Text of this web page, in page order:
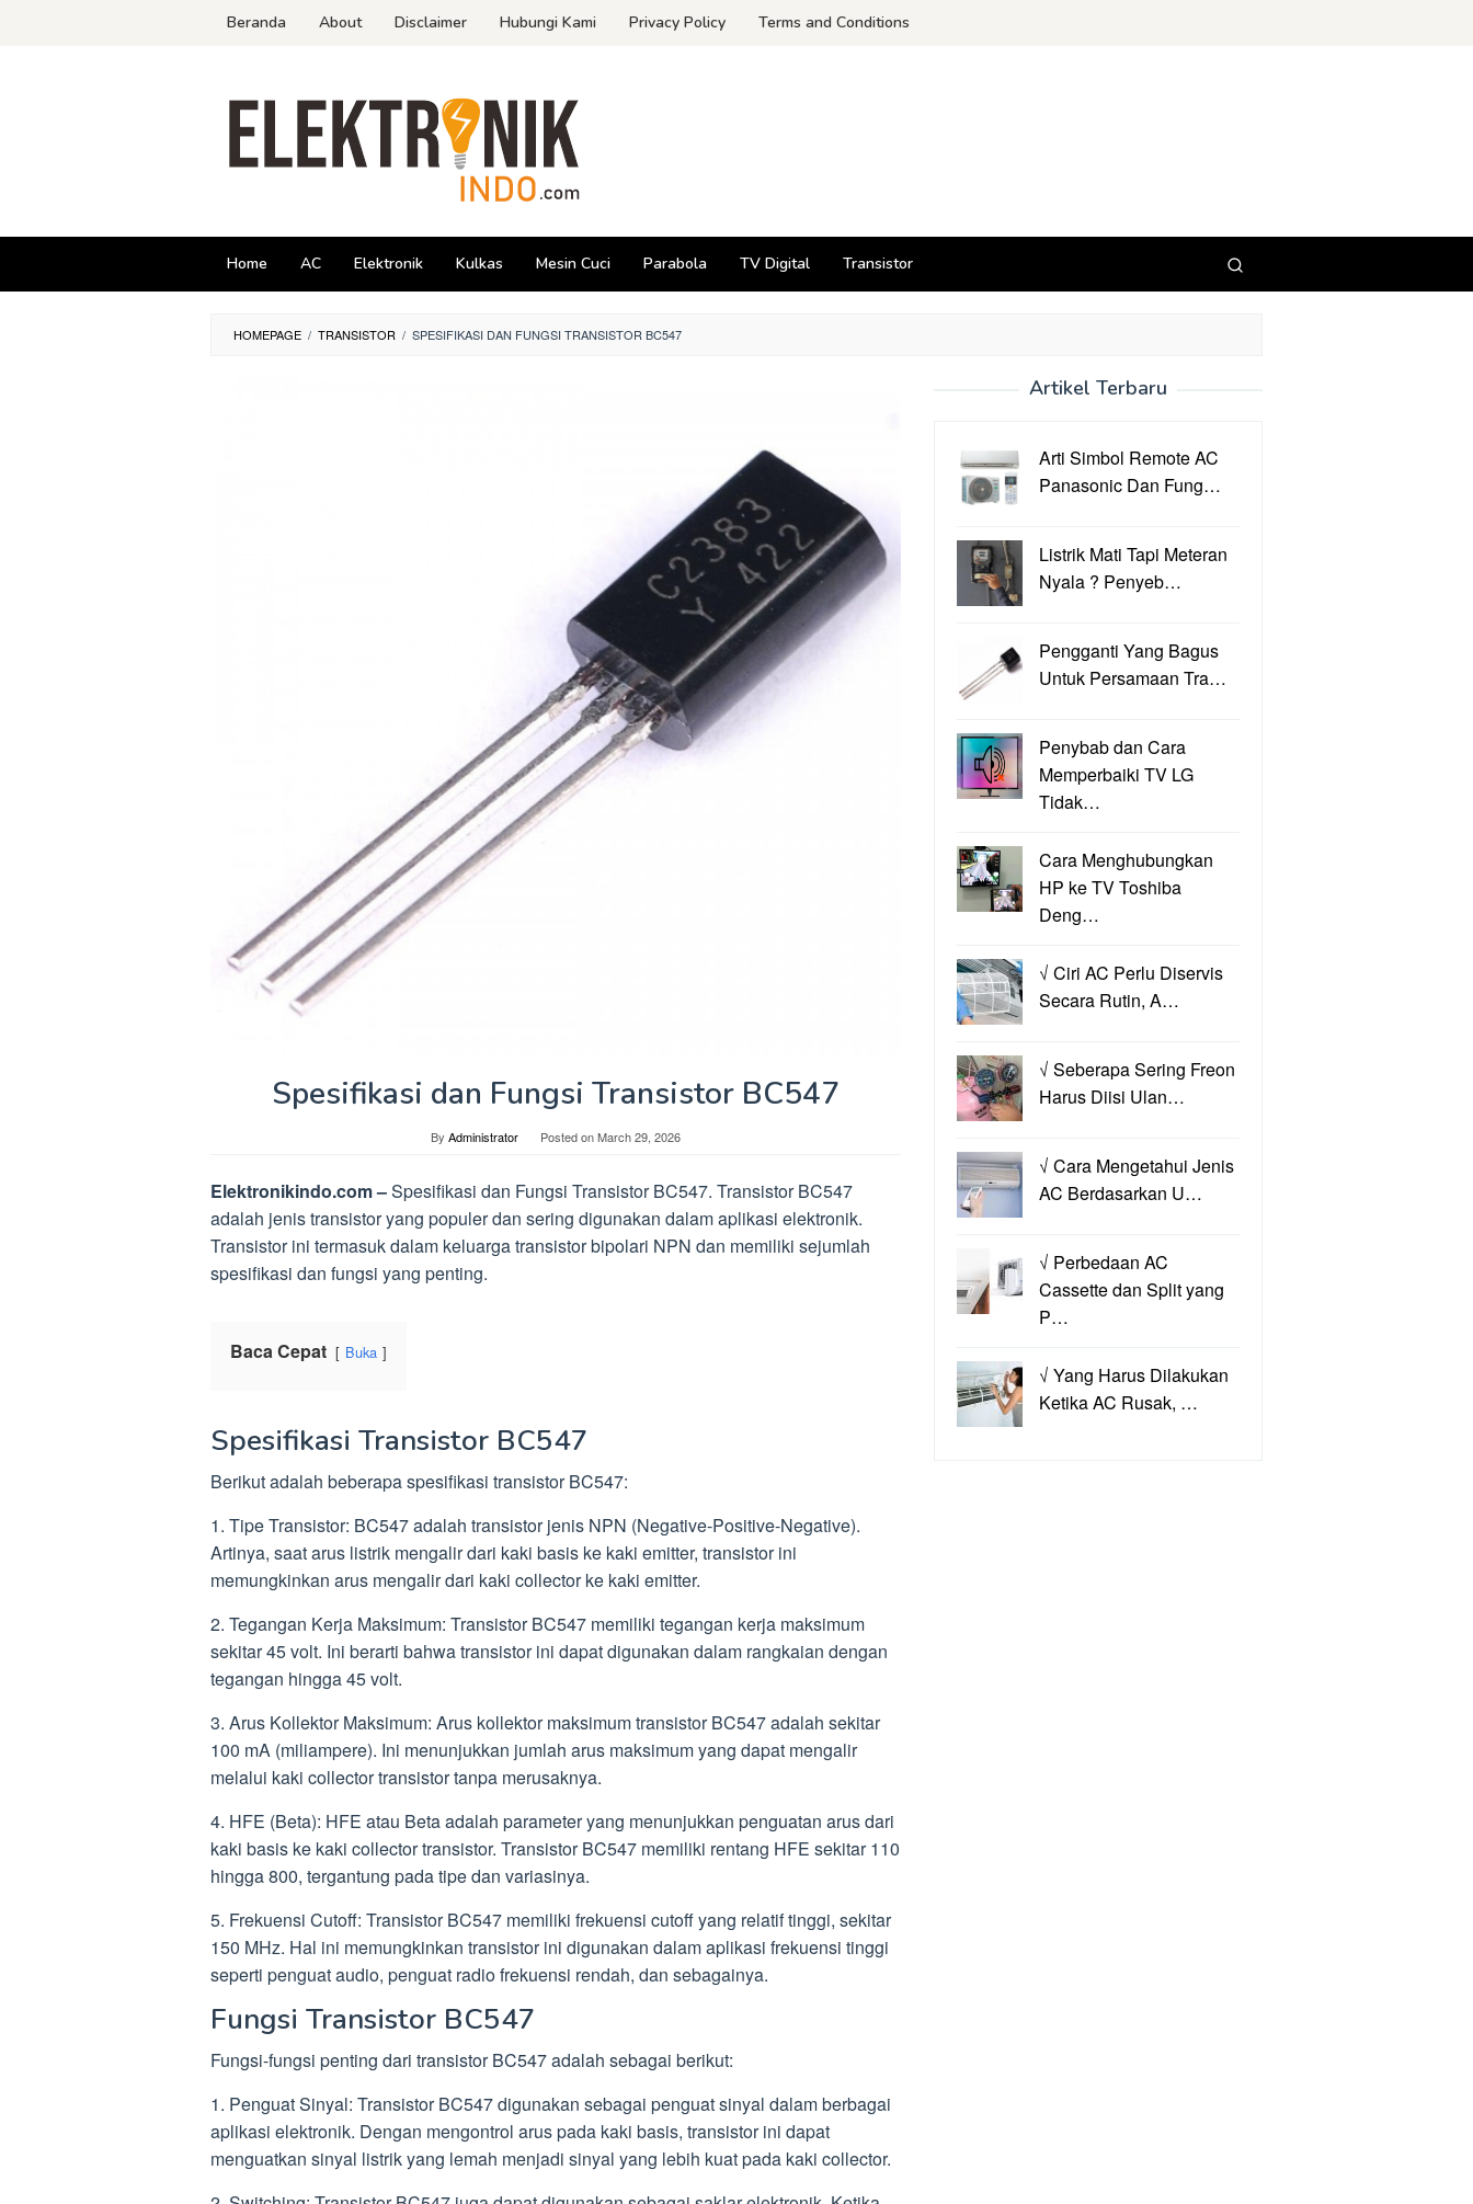
Beranda About Disclaimer Hubungi Kami Privacy Policy Terms and Conditions
Home AC Elektronik Kulkas Mesin Cuci Parabola TV Digital Transistor
HOMEPAGE / TRANSISTOR / SPESIFIKASI DAN FUNGSI TRANSISTOR BC547
Spesifikasi dan Fungsi Transistor BC547
By Administrator Posted onMarch 29, 2026
Elektronikindo.com –Spesifikasi dan Fungsi Transistor BC547. Transistor BC547
adalah jenis transistor yang populer dan sering digunakan dalam aplikasi elektronik.
Transistor ini termasuk dalam keluarga transistor bipolari NPN dan memiliki sejumlah
spesifikasi dan fungsi yang penting.
Baca Cepat Buka
Spesifikasi Transistor BC547
Berikut adalah beberapa spesifikasi transistor BC547:
1. Tipe Transistor: BC547 adalah transistor jenis NPN (Negative-Positive-Negative).
Artinya, saat arus listrik mengalir dari kaki basis ke kaki emitter, transistor ini
memungkinkan arus mengalir dari kaki collector ke kaki emitter.
2. Tegangan Kerja Maksimum: Transistor BC547 memiliki tegangan kerja maksimum
sekitar 45 volt. Ini berarti bahwa transistor ini dapat digunakan dalam rangkaian dengan
tegangan hingga 45 volt.
3. Arus Kollektor Maksimum: Arus kollektor maksimum transistor BC547 adalah sekitar
100 mA (miliampere). Ini menunjukkan jumlah arus maksimum yang dapat mengalir
melalui kaki collector transistor tanpa merusaknya.
4. HFE (Beta): HFE atau Beta adalah parameter yang menunjukkan penguatan arus dari
kaki basis ke kaki collector transistor. Transistor BC547 memiliki rentang HFE sekitar 110
hingga 800, tergantung pada tipe dan variasinya.
5. Frekuensi Cutoff: Transistor BC547 memiliki frekuensi cutoff yang relatif tinggi, sekitar
150 MHz. Hal ini memungkinkan transistor ini digunakan dalam aplikasi frekuensi tinggi
seperti penguat audio, penguat radio frekuensi rendah, dan sebagainya.
Fungsi Transistor BC547
Fungsi-fungsi penting dari transistor BC547 adalah sebagai berikut:
1. Penguat Sinyal: Transistor BC547 digunakan sebagai penguat sinyal dalam berbagai
aplikasi elektronik. Dengan mengontrol arus pada kaki basis, transistor ini dapat
menguatkan sinyal listrik yang lemah menjadi sinyal yang lebih kuat pada kaki collector.
Artikel Terbaru
Arti Simbol Remote AC
Panasonic Dan Fung…
Listrik Mati Tapi Meteran
Nyala ? Penyeb…
Pengganti Yang Bagus
Untuk Persamaan Tra…
Penybab dan Cara
Memperbaiki TV LG
Tidak…
Cara Menghubungkan
HP ke TV Toshiba
Deng…
√ Ciri AC Perlu Diservis
Secara Rutin, A…
√ Seberapa Sering Freon
Harus Diisi Ulan…
√ Cara Mengetahui Jenis
AC Berdasarkan U…
√ Perbedaan AC
Cassette dan Split yang
P…
√ Yang Harus Dilakukan
Ketika AC Rusak, …